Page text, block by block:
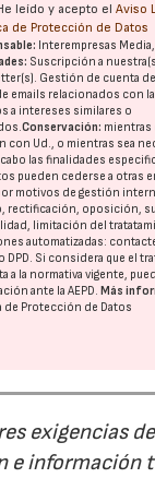
leído y acepto elAviso
de Protección de Datos
Interempresas Media,
Suscripción a
Gestión de cuenta
emails relacionados con
a intereses similares o
Conservación: mientras
con Ud., o mientras sea
cabo las finalidades
pueden cederse a otras
motivos de gestión
rectificación, oposición,
limitación del
automatizadas:
DPD. Si considera que el
a la normativa vigente,
ante laAEPD. Más
de Protección de Datos
exigencias
e información